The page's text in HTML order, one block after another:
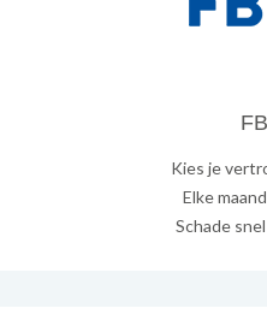
Kies je
Elke
Schade